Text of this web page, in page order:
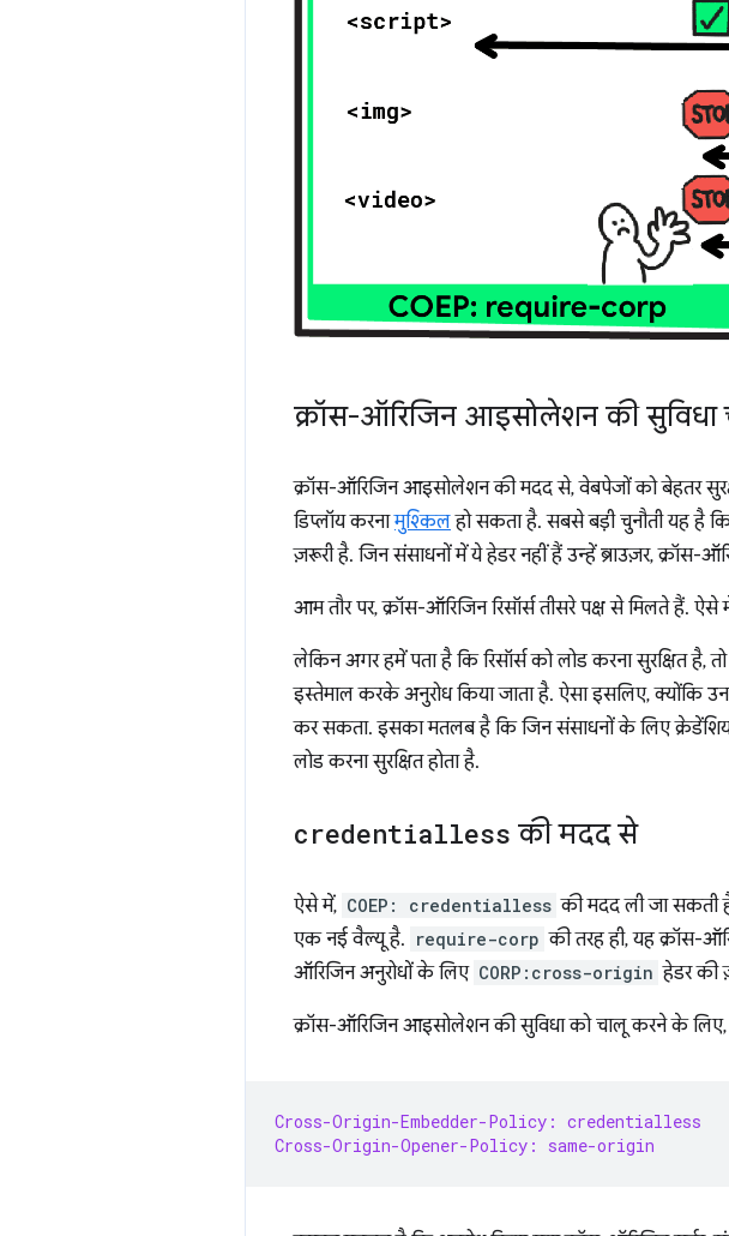
क्रॉस-ऑरिजिन आइसोलेशन की सुविधा
क्रॉस-ऑरिजिन आइसोलेशन की मदद से, वेबपेजों को बेहतर
डिप्लॉय करनामुश्किलहो सकता है. सबसे बड़ी चुनौती यह है
ज़रूरी है. जिन संसाधनों में ये हेडर नहीं हैं उन्हें ब्राउज़र,
आम तौर पर, क्रॉस-ऑरिजिन रिसॉर्स तीसरे पक्ष से मिलते हैं.
लेकिन अगर हमें पता है कि रिसॉर्स को लोड करना सुरक्षित है,
इस्तेमाल करके अनुरोध किया जाता है. ऐसा इसलिए, क्योंकि
कर सकता. इसका मतलब है कि जिन संसाधनों के लिए
लोड करना सुरक्षित होता है.
credentialless की मदद से
ऐसे में, COEP: credentialless की मदद ली जा सकती
एक नई वैल्यू है. require-corp की तरह ही, यह क्रॉस-
ऑरिजिन अनुरोधों के लिए CORP:cross-origin हेडर की
क्रॉस-ऑरिजिन आइसोलेशन की सुविधा को चालू करने के लिए,
Cross-Origin-Embedder-Policy: credentialless
Cross-Origin-Opener-Policy: same-origin